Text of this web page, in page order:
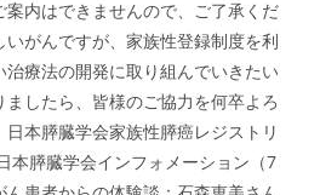
内はできませんので、ご了承くだ
がんですが、家族性登録制度を利
療法の開発に取り組んでいきたい
したら、皆様のご協力を何卒よろ
本膵臓学会家族性膵癌レジストリ
膵臓学会インフォメーション（7